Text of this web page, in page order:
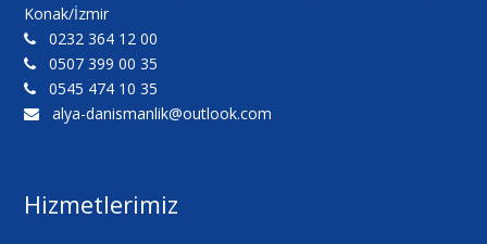
Konak/İzmir
0232 364 12 00
0507 399 00 35
0545 474 10 35
alya-danismanlik@outlook.com
Hizmetlerimiz